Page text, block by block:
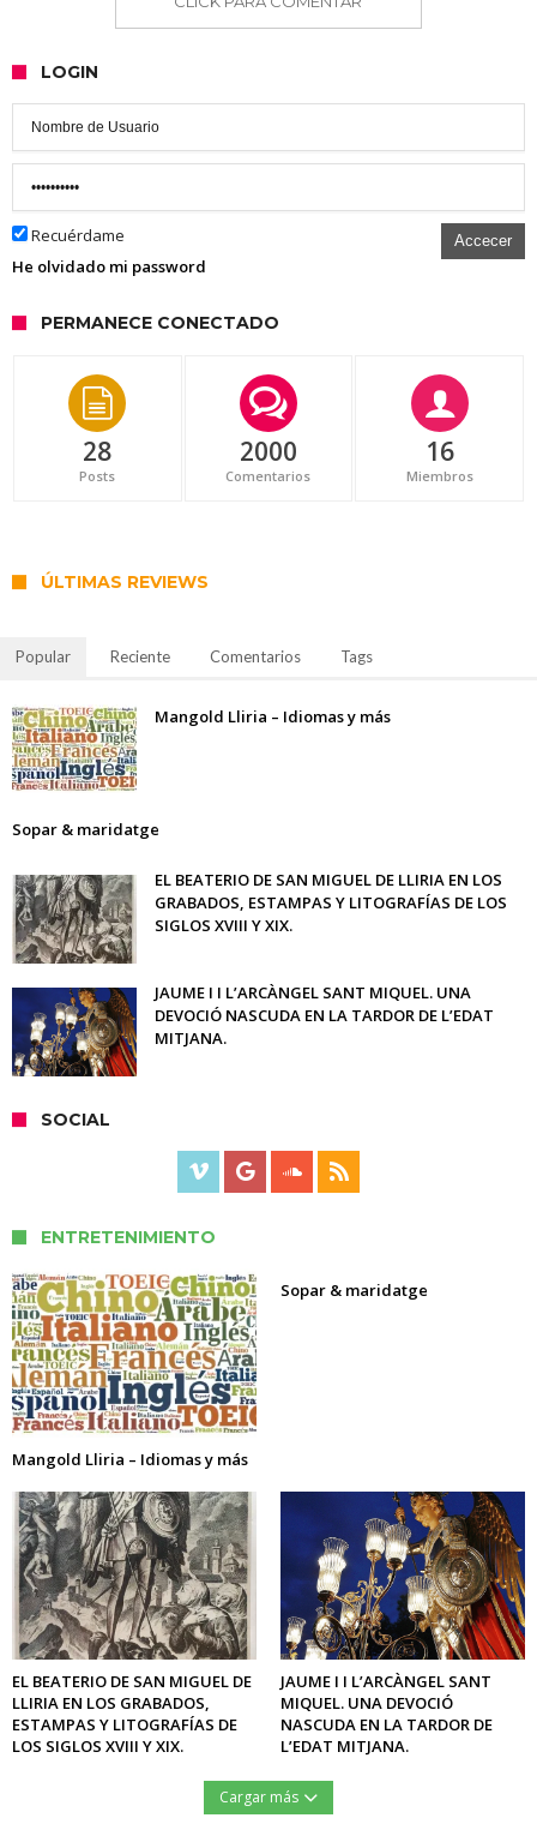
LOGIN
Recuérdame Accecer
He olvidado mi password
PERMANECE CONECTADO
28
Posts
2000
Comentarios
16
Miembros
ÚLTIMAS REVIEWS
Popular Reciente Comentarios Tags
Mangold Lliria – Idiomas y más
Sopar & maridatge
EL BEATERIO DE SAN MIGUEL DE LLIRIA EN LOS
GRABADOS, ESTAMPAS Y LITOGRAFÍAS DE LOS
SIGLOS XVIII Y XIX.
JAUME I I L’ARCÀNGEL SANT MIQUEL. UNA
DEVOCIÓ NASCUDA EN LA TARDOR DE L’EDAT
MITJANA.
SOCIAL
ENTRETENIMIENTO
Mangold Lliria – Idiomas y más
Sopar & maridatge
EL BEATERIO DE SAN MIGUEL DE
LLIRIA EN LOS GRABADOS,
ESTAMPAS Y LITOGRAFÍAS DE
LOS SIGLOS XVIII Y XIX.
JAUME I I L’ARCÀNGEL SANT
MIQUEL. UNA DEVOCIÓ
NASCUDA EN LA TARDOR DE
L’EDAT MITJANA.
Cargar más